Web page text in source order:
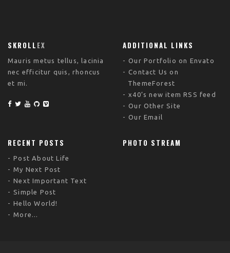
SKROLL EX
Mauris metus tellus, lacinia
nec efficitur quis, rhoncus
et mi.
ADDITIONAL LINKS
Our Portfolio on Envato
Contact Us on
ThemeForest
x40’s new item RSS feed
Our Other Site
Our Email
RECENT POSTS
Post About Life
My Next Post
Next Important Text
Simple Post
Hello World!
More...
PHOTO STREAM